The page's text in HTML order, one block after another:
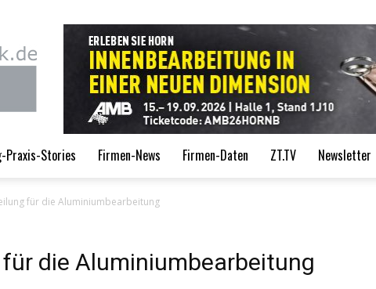
Praxis-Stories Firmen-News Firmen-Daten ZT.TV Newsletter
für die Aluminiumbearbeitung
die Aluminiumbearbeitung